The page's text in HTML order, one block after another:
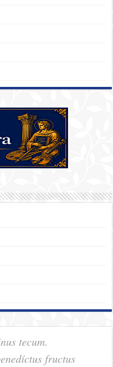
tecum.
fructus